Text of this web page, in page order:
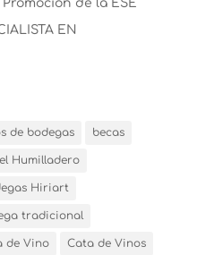
de la ESE
EN
de bodegas becas
Humilladero
Hiriart
tradicional
de Vino Cata de Vinos